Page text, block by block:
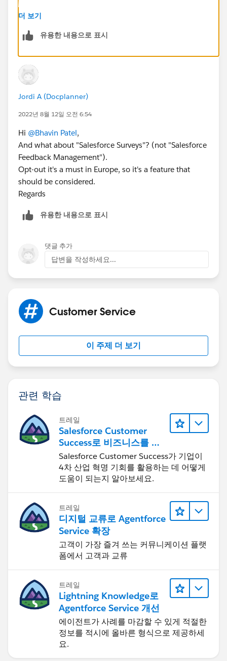
https://help.salesforce.com/articleView?
Bhavin
더 보기
유용한 내용으로 표시
Jordi A (Docplanner)
2022년 8월 12일 오전 6:54
Hi @Bhavin Patel,
And what about "Salesforce Surveys"? (not "Salesforce
Feedback Management").
Opt-out it's a must in Europe, so it's a feature that
should be considered.
Regards
유용한 내용으로 표시
댓글 추가
답변을 작성하세요...
Customer Service
이 주제 더 보기
관련 학습
트레일
Salesforce Customer
Success로 비즈니스를 혁
신하기
Salesforce Customer Success가 기업이
4차 산업 혁명 기회를 활용하는 데 어떻게
도움이 되는지 알아보세요.
트레일
디지털 교류로 Agentforce
Service 확장
고객이 가장 즐겨 쓰는 커뮤니케이션 플랫
폼에서 고객과 교류
트레일
Lightning Knowledge로
Agentforce Service 개선
에이전트가 사례를 마감할 수 있게 적절한
정보를 적시에 올바른 형식으로 제공하세
요.